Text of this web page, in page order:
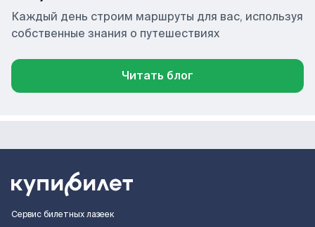
Каждый день строим маршруты для вас, используя
собственные знания о путешествиях
Читать блог
Сервис билетных лазеек